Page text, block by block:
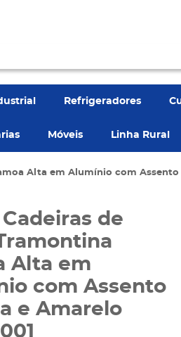
Refrigeradores
Móveis Linha Rural
Alta em Alumínio com Assento
de
Alta em
com Assento
e Amarelo